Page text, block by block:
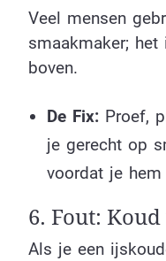
Veel mensen
smaakmaker;
boven.
De Fix:Proef,
je gerecht op
voordat je
6. Fout:
Als je een